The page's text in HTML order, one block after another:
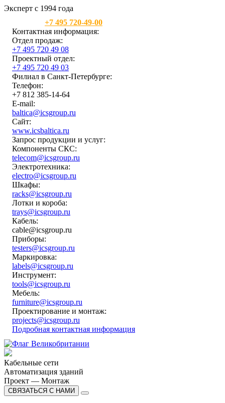
Эксперт с 1994 года
+7 495 720-49-00
Контактная информация:
Отдел продаж:
+7 495 720 49 08
Проектный отдел:
+7 495 720 49 03
Филиал в Санкт-Петербурге:
Телефон:
+7 812 385-14-64
E-mail:
baltica@icsgroup.ru
Сайт:
www.icsbaltica.ru
Запрос продукции и услуг:
Компоненты СКС:
telecom@icsgroup.ru
Электротехника:
electro@icsgroup.ru
Шкафы:
racks@icsgroup.ru
Лотки и короба:
trays@icsgroup.ru
Кабель:
cable@icsgroup.ru
Приборы:
testers@icsgroup.ru
Маркировка:
labels@icsgroup.ru
Инструмент:
tools@icsgroup.ru
Мебель:
furniture@icsgroup.ru
Проектирование и монтаж:
projects@icsgroup.ru
Подробная контактная информация
Кабельные сети
Автоматизация зданий
Проект — Монтаж
СВЯЗАТЬСЯ С НАМИ